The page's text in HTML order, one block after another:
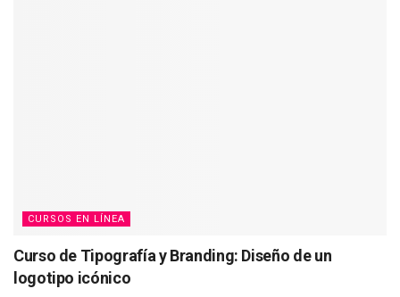
CURSOS EN LÍNEA
Curso de Tipografía y Branding: Diseño de un
logotipo icónico